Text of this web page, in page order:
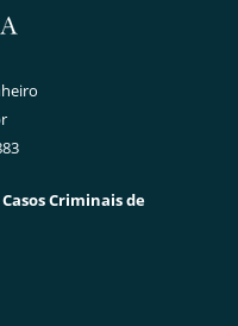
Criminais de